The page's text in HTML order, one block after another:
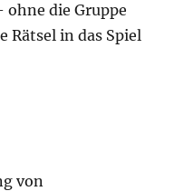
ohne die Gruppe
Rätsel in das Spiel
von